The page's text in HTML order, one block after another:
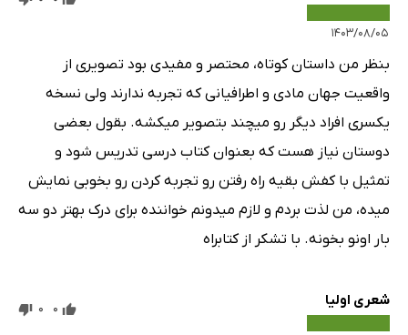
۱۴۰۳/۰۸/۰۵
بنظر من داستان کوتاه، محتصر و مفیدی بود تصویری از
واقعیت جهان مادی و اطرافیانی که تجربه ندارند ولی نسخه
یکسری افراد دیگر رو میچند بتصویر میکشه. بقول بعضی
دوستان نیاز هست که بعنوان کتاب درسی تدریس شود و
تمثیل با کفش بقیه راه رفتن رو تجربه کردن رو بخوبی نمایش
میده، من لذت بردم و لازم میدونم خواننده برای درک بهتر دو سه
بار اونو بخونه. با تشکر از کتابراه
شعری اولیا 0
0